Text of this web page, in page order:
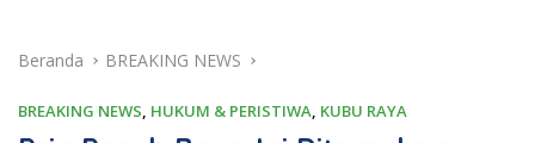
Beranda BREAKING NEWS
BREAKING NEWS, HUKUM & PERISTIWA, KUBU RAYA